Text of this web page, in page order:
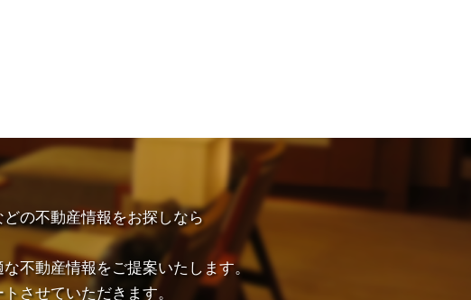
の不動産情報をお探しなら
不動産情報をご提案いたします。
させていただきます。